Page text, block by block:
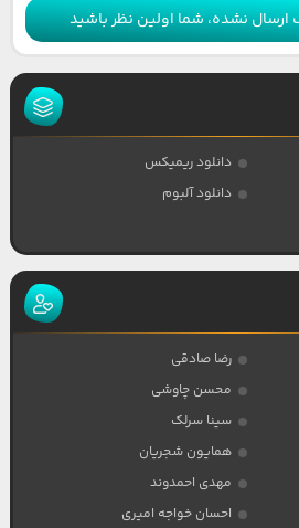
نشده، شما اولین نظر باشید
دانلود ریمیکس
دانلود آلبوم
رضا صادقی
محسن چاوشی
سینا سرلک
همایون شجریان
مهدی احمدوند
احسان خواجه امیری